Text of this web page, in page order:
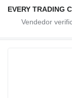
EVERY TRADING